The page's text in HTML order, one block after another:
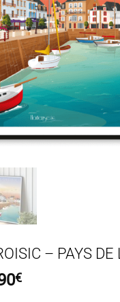
– PAYS DE
€Plage